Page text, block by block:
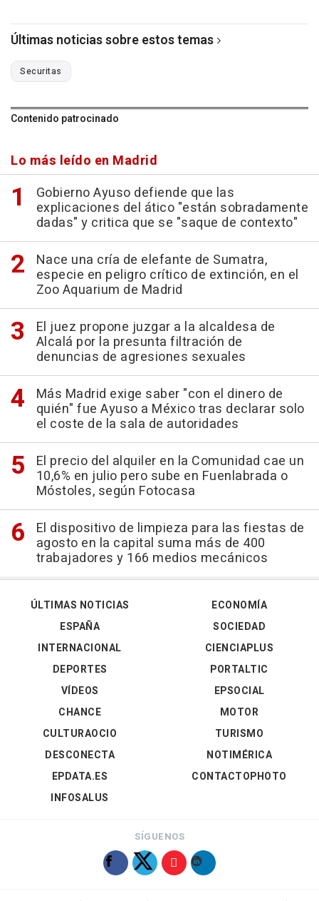
Últimas noticias sobre estos temas
Securitas
Contenido patrocinado
Lo más leído en Madrid
Gobierno Ayuso defiende que las
explicaciones del ático "están sobradamente
dadas" y critica que se "saque de contexto"
Nace una cría de elefante de Sumatra,
especie en peligro crítico de extinción, en el
Zoo Aquarium de Madrid
El juez propone juzgar a la alcaldesa de
Alcalá por la presunta filtración de
denuncias de agresiones sexuales
Más Madrid exige saber "con el dinero de
quién" fue Ayuso a México tras declarar solo
el coste de la sala de autoridades
El precio del alquiler en la Comunidad cae un
10,6% en julio pero sube en Fuenlabrada o
Móstoles, según Fotocasa
El dispositivo de limpieza para las fiestas de
agosto en la capital suma más de 400
trabajadores y 166 medios mecánicos
ÚLTIMAS NOTICIAS
ESPAÑA
INTERNACIONAL
DEPORTES
VÍDEOS
ECONOMÍA
SOCIEDAD
CIENCIAPLUS
PORTALTIC
EPSOCIAL
CHANCE
CULTURAOCIO
DESCONECTA
EPDATA.ES
INFOSALUS
MOTOR
TURISMO
NOTIMÉRICA
CONTACTOPHOTO
SÍGUENOS